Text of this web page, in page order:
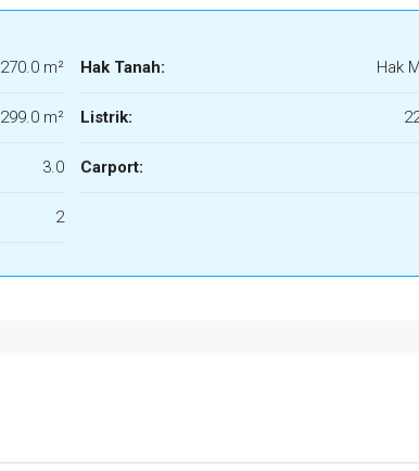
270.0 m²
299.0 m²
3.0
2
Hak Tanah: Hak
Listrik:
Carport: